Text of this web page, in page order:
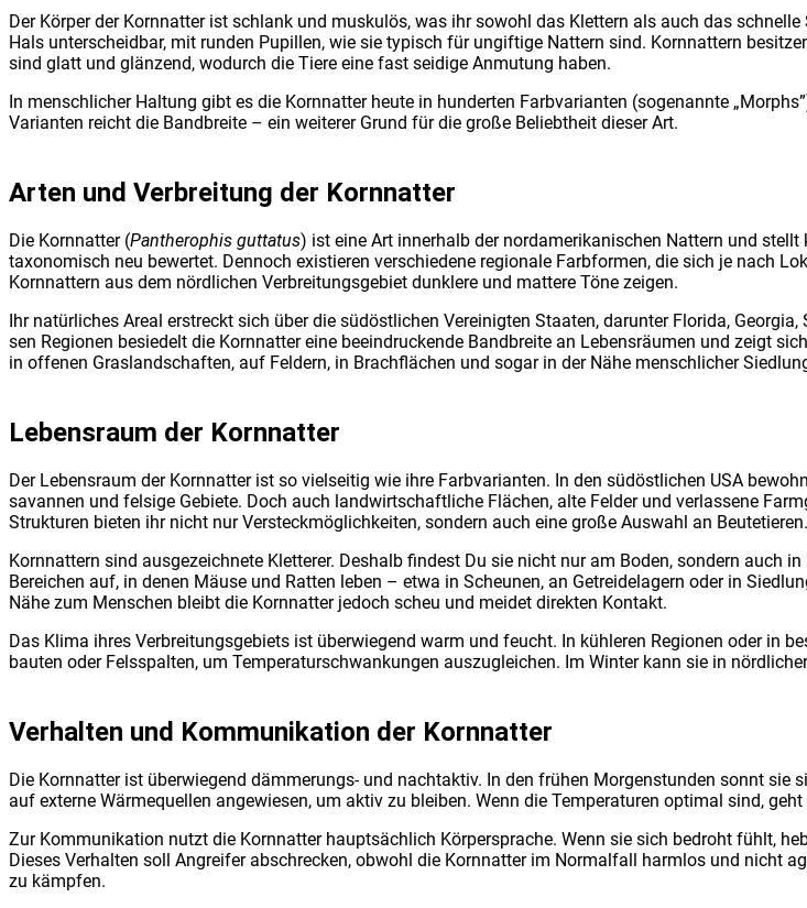
Der Kör­per der Korn­nat­ter ist schlank und mus­ku­lös, was ihr sowohl das Klet­tern als auch das
Hals unter­scheid­bar, mit run­den Pupil­len, wie sie typisch für ungif­ti­ge Nat­tern sind. Korn­nat­tern
sind glatt und glän­zend, wodurch die Tie­re eine fast sei­di­ge Anmu­tung haben.
In mensch­li­cher Hal­tung gibt es die Korn­nat­ter heu­te in hun­der­ten Farb­va­ri­an­ten (soge­nann­te
Vari­an­ten reicht die Band­brei­te – ein wei­te­rer Grund für die gro­ße Beliebt­heit die­ser Art.
Arten und Ver­brei­tung der Korn­nat­ter
Die Korn­nat­ter (Pan­thero­phis gut­ta­tus) ist eine Art inner­halb der nord­ame­ri­ka­ni­schen Nat­tern und
taxo­no­misch neu bewer­tet. Den­noch exis­tie­ren ver­schie­de­ne regio­na­le Farb­for­men, die sich je nach
Korn­nat­tern aus dem nörd­li­chen Ver­brei­tungs­ge­biet dunk­le­re und mat­te­re Töne zei­gen.
Ihr natür­li­ches Are­al erstreckt sich über die süd­öst­li­chen Ver­ei­nig­ten Staa­ten, dar­un­ter Flo­ri­da,
sen Regio­nen besie­delt die Korn­nat­ter eine beein­dru­cken­de Band­brei­te an Lebens­räu­men und zeigt
in offe­nen Gras­land­schaf­ten, auf Fel­dern, in Brach­flä­chen und sogar in der Nähe mensch­li­cher
Lebens­raum der Korn­nat­ter
Der Lebens­raum der Korn­nat­ter ist so viel­sei­tig wie ihre Farb­va­ri­an­ten. In den süd­öst­li­chen USA
sa­van­nen und fel­si­ge Gebie­te. Doch auch land­wirt­schaft­li­che Flä­chen, alte Fel­der und ver­las­se­ne
Struk­tu­ren bie­ten ihr nicht nur Ver­steck­mög­lich­kei­ten, son­dern auch eine gro­ße Aus­wahl an Beu­te­tie­ren.
Korn­nat­tern sind aus­ge­zeich­ne­te Klet­te­rer. Des­halb fin­dest Du sie nicht nur am Boden, son­dern auch
Berei­chen auf, in denen Mäu­se und Rat­ten leben – etwa in Scheu­nen, an Getrei­de­la­gern oder in
Nähe zum Men­schen bleibt die Korn­nat­ter jedoch scheu und mei­det direk­ten Kon­takt.
Das Kli­ma ihres Ver­brei­tungs­ge­biets ist über­wie­gend warm und feucht. In küh­le­ren Regio­nen oder in
bau­ten oder Fels­spal­ten, um Tem­pe­ra­tur­schwan­kun­gen aus­zu­glei­chen. Im Win­ter kann sie in
Ver­hal­ten und Kom­mu­ni­ka­ti­on der Korn­nat­ter
Die Korn­nat­ter ist über­wie­gend däm­me­rungs- und nacht­ak­tiv. In den frü­hen Mor­gen­stun­den sonnt
auf exter­ne Wär­me­quel­len ange­wie­sen, um aktiv zu blei­ben. Wenn die Tem­pe­ra­tu­ren opti­mal sind,
Zur Kom­mu­ni­ka­ti­on nutzt die Korn­nat­ter haupt­säch­lich Kör­per­spra­che. Wenn sie sich bedroht fühlt,
Die­ses Ver­hal­ten soll Angrei­fer abschre­cken, obwohl die Korn­nat­ter im Nor­mal­fall harm­los und nicht
zu kämp­fen.